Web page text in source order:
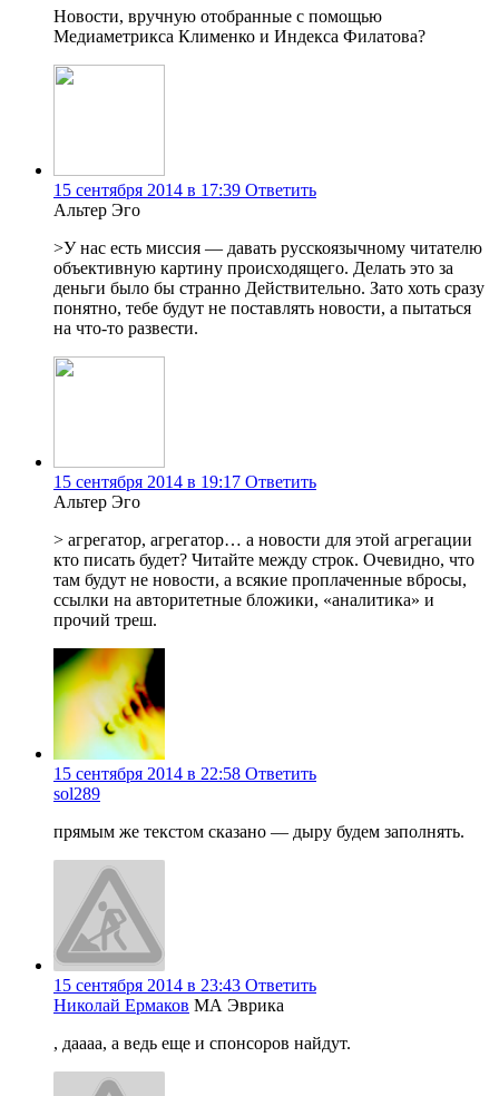
Новости, вручную отобранные с помощью
Медиаметрикса Клименко и Индекса Филатова?
15 сентября 2014 в 17:39 Ответить
Альтер Эго
>У нас есть миссия — давать русскоязычному читателю
объективную картину происходящего. Делать это за
деньги было бы странно Действительно. Зато хоть сразу
понятно, тебе будут не поставлять новости, а пытаться
на что-то развести.
15 сентября 2014 в 19:17 Ответить
Альтер Эго
> агрегатор, агрегатор… а новости для этой агрегации
кто писать будет? Читайте между строк. Очевидно, что
там будут не новости, а всякие проплаченные вбросы,
ссылки на авторитетные бложики, «аналитика» и
прочий треш.
15 сентября 2014 в 22:58 Ответить
sol289
прямым же текстом сказано — дыру будем заполнять.
15 сентября 2014 в 23:43 Ответить
Николай Ермаков МА Эврика
, даааа, а ведь еще и спонсоров найдут.